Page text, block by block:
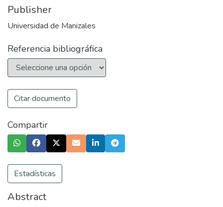
Publisher
Universidad de Manizales
Referencia bibliográfica
Citar documento
Compartir
Estadísticas
Abstract